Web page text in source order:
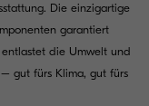
Die einzigartige
garantiert
entlastet die Umwelt und
gut fürs Klima, gut fürs